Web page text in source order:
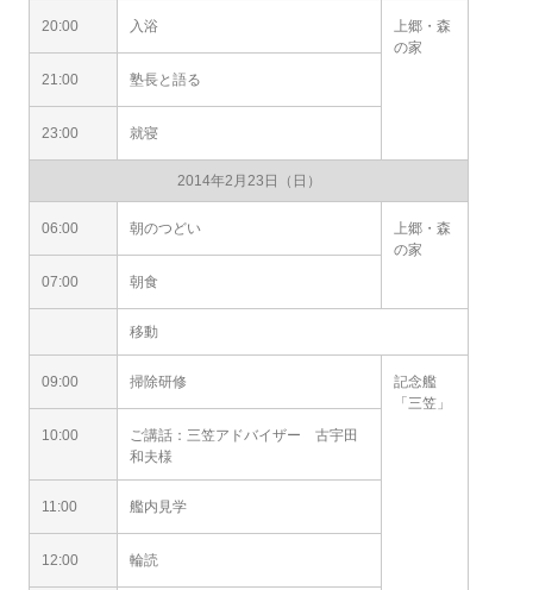
20:00 入浴
上郷・森
の家
21:00
塾長と語る
23:00 就寝
2014年2月23日（日）
06:00 朝のつどい
上郷・森
の家
07:00
朝食
移動
09:00 掃除研修
記念艦
「三笠」
10:00
ご講話：三笠アドバイザー 古宇田
和夫様
11:00 艦内見学
12:00 輪読